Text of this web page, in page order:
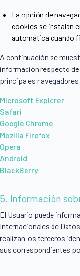
La opción de
cookies se instalan
automática cuando
A continuación se
información respecto
principales navegadores:
Microsoft Explorer
Safari
Google Chrome
Mozilla Firefox
Opera
Android
BlackBerry
5. Información
El Usuario puede
Internacionales de
realizan los terceros
sus correspondientes